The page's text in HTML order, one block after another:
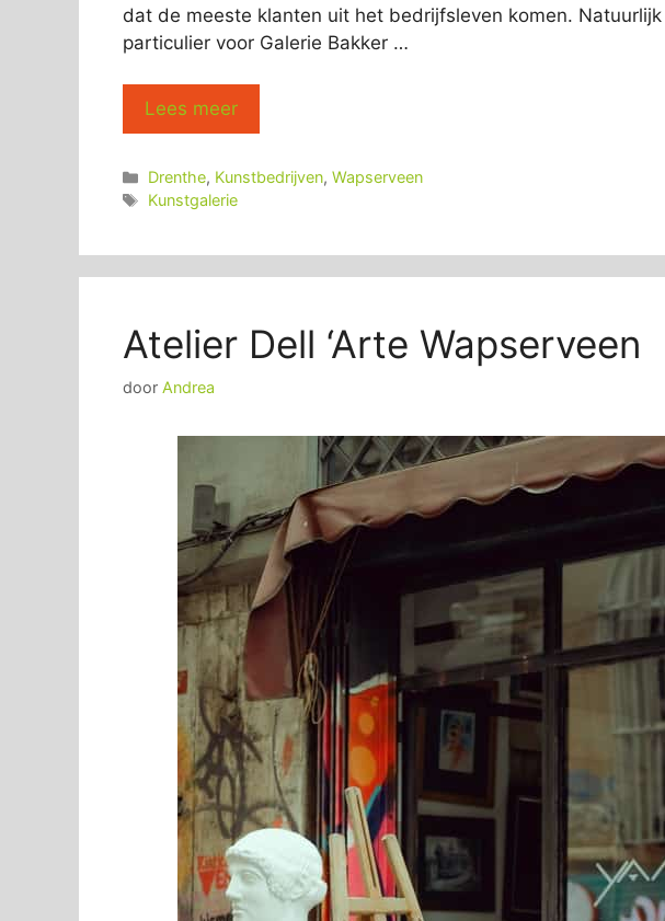
dat de meeste klanten uit het bedrijfsleven komen.
particulier voor Galerie Bakker …
Lees meer
Categorieën
Drenthe, Kunstbedrijven,Wapserveen
Tags
Kunstgalerie
Atelier Dell ‘Arte Wapserveen
door Andrea